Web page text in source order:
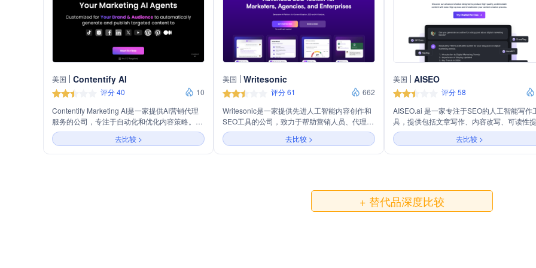
美国 Contentify AI
评分 40
10
Contentify Marketing AI是一家提供AI营销代理
服务的公司，专注于自动化和优化内容策略。主
营业务包括社交媒体代理、博客和SEO代理，以
及即将推出的更多代理服务。公司利用AI技术生
成视觉、文案、标签，并自动调度发布内容，同
去比较 >
美国 Writesonic
评分 61
662
Writesonic是一家提供先进人工智能内容创作和
SEO工具的公司，致力于帮助营销人员、代理机
构和企业提升内容质量、优化搜索引擎排名并吸
引受众。公司拥有AI文章写作、SEO检查与优
化、AI聊天机器人等多项服务，支持实时网络搜
去比较 >
美国 AISEO
评分 58
AISEO.ai 是一家专注于SEO的人工智能写作
具，提供包括文章写作、内容改写、可读性提
升、AI检测绕过等在内的多种工具，旨在帮
户快速生成高质量、搜索引擎优化的内容。
去比较 >
+ 替代品深度比较